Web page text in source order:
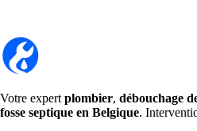
Votre expert plombier, débouchage
fosse septique en Belgique.